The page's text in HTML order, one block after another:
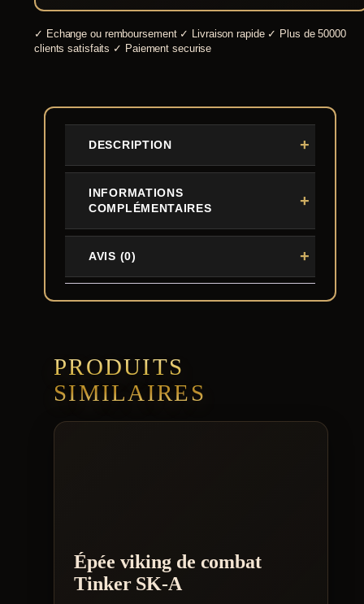
✓ Echange ou remboursement ✓ Livraison rapide ✓ Plus de 50000
clients satisfaits ✓ Paiement securise
DESCRIPTION
INFORMATIONS
COMPLÉMENTAIRES
AVIS (0)
PRODUITS
SIMILAIRES
Épée viking de combat
Tinker SK-A